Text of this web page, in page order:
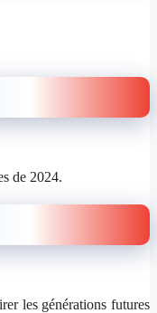
de 2024.
les générations futures